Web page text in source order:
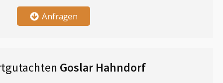
Anfragen
Goslar Hahndorf